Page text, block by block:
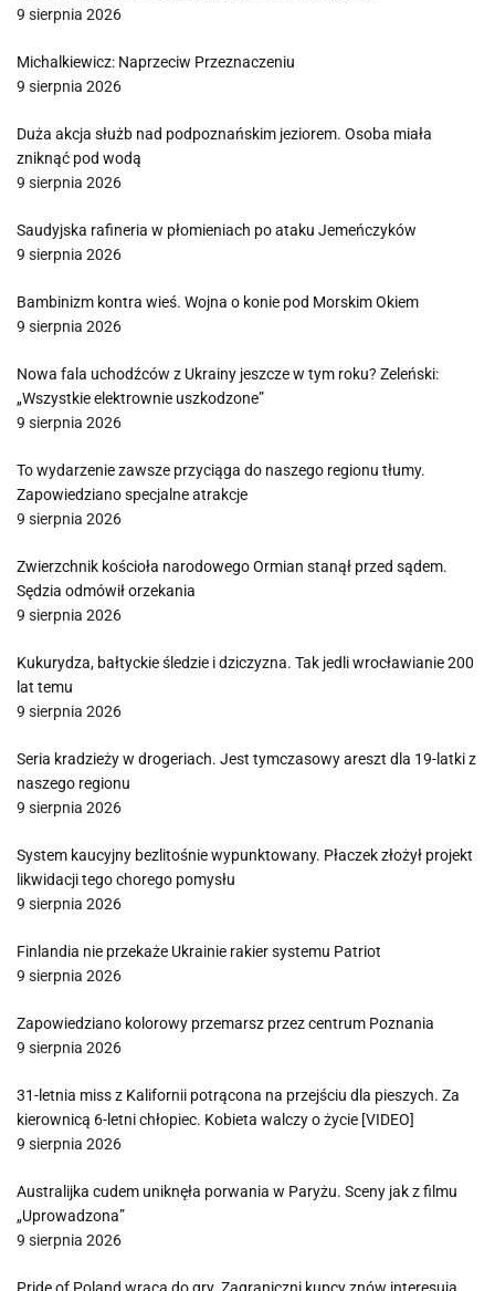
9 sierpnia 2026
Michalkiewicz: Naprzeciw Przeznaczeniu
9 sierpnia 2026
Duża akcja służb nad podpoznańskim jeziorem. Osoba miała
zniknąć pod wodą
9 sierpnia 2026
Saudyjska rafineria w płomieniach po ataku Jemeńczyków
9 sierpnia 2026
Bambinizm kontra wieś. Wojna o konie pod Morskim Okiem
9 sierpnia 2026
Nowa fala uchodźców z Ukrainy jeszcze w tym roku? Zeleński:
„Wszystkie elektrownie uszkodzone”
9 sierpnia 2026
To wydarzenie zawsze przyciąga do naszego regionu tłumy.
Zapowiedziano specjalne atrakcje
9 sierpnia 2026
Zwierzchnik kościoła narodowego Ormian stanął przed sądem.
Sędzia odmówił orzekania
9 sierpnia 2026
Kukurydza, bałtyckie śledzie i dziczyzna. Tak jedli wrocławianie 200
lat temu
9 sierpnia 2026
Seria kradzieży w drogeriach. Jest tymczasowy areszt dla 19-latki z
naszego regionu
9 sierpnia 2026
System kaucyjny bezlitośnie wypunktowany. Płaczek złożył projekt
likwidacji tego chorego pomysłu
9 sierpnia 2026
Finlandia nie przekaże Ukrainie rakier systemu Patriot
9 sierpnia 2026
Zapowiedziano kolorowy przemarsz przez centrum Poznania
9 sierpnia 2026
31-letnia miss z Kalifornii potrącona na przejściu dla pieszych. Za
kierownicą 6-letni chłopiec. Kobieta walczy o życie [VIDEO]
9 sierpnia 2026
Australijka cudem uniknęła porwania w Paryżu. Sceny jak z filmu
„Uprowadzona”
9 sierpnia 2026